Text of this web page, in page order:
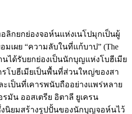
ยกย่องจอห์นแห่งเนโปมุกเป็นผู้
เผย “ความลับในที่แก้บาป” (The
านได้รับยกย่องเป็นนักบุญแห่งโบฮีเมีย
รโบฮีเมียเป็นพื้นที่ส่วนใหญ่ของสา
เป็นที่เคารพนับถืออย่างแพร่หลาย
รมัน ออสเตรีย อิตาลี ยูเครน
งนิยมสร้างรูปปั้นของนักบุญจอห์นไว้